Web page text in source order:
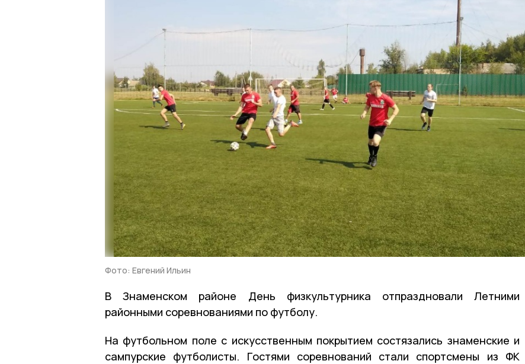
Фото: Евгений Ильин
В Знаменском районе День физкультурника отпраздновали Летними
районными соревнованиями по футболу.
На футбольном поле с искусственным покрытием состязались знаменские и
сампурские футболисты. Гостями соревнований стали спортсмены из ФК